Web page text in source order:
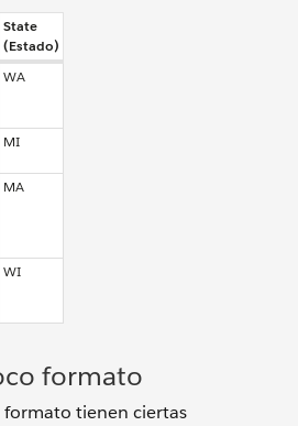
State
(Estado)
WA
MI
MA
WI
formato
formato tienen ciertas